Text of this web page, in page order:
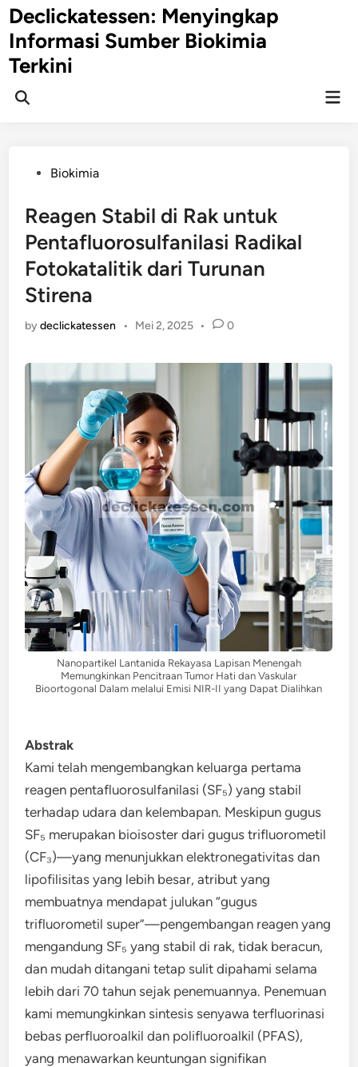
Skip
to
content
Declickatessen: Menyingkap
Informasi Sumber Biokimia
Terkini
Open
PostedBiokimia
Reagen Stabil di Rak untuk
Pentafluorosulfanilasi Radikal
Fotokatalitik dari Turunan
Stirena
bydeclickatessen • Mei 2, 2025 • 0
Nanopartikel Lantanida Rekayasa Lapisan Menengah
Memungkinkan Pencitraan Tumor Hati dan Vaskular
Bioortogonal Dalam melalui Emisi NIR-II yang Dapat Dialihkan
Abstrak
Kami telah mengembangkan keluarga pertama
reagen pentafluorosulfanilasi (SF₅) yang stabil
terhadap udara dan kelembapan. Meskipun gugus
SF₅ merupakan bioisoster dari gugus trifluorometil
(CF₃)—yang menunjukkan elektronegativitas dan
lipofilisitas yang lebih besar, atribut yang
membuatnya mendapat julukan “gugus
trifluorometil super”—pengembangan reagen yang
mengandung SF₅ yang stabil di rak, tidak beracun,
dan mudah ditangani tetap sulit dipahami selama
lebih dari 70 tahun sejak penemuannya. Penemuan
kami memungkinkan sintesis senyawa terfluorinasi
bebas perfluoroalkil dan polifluoroalkil (PFAS),
yang menawarkan keuntungan signifikan